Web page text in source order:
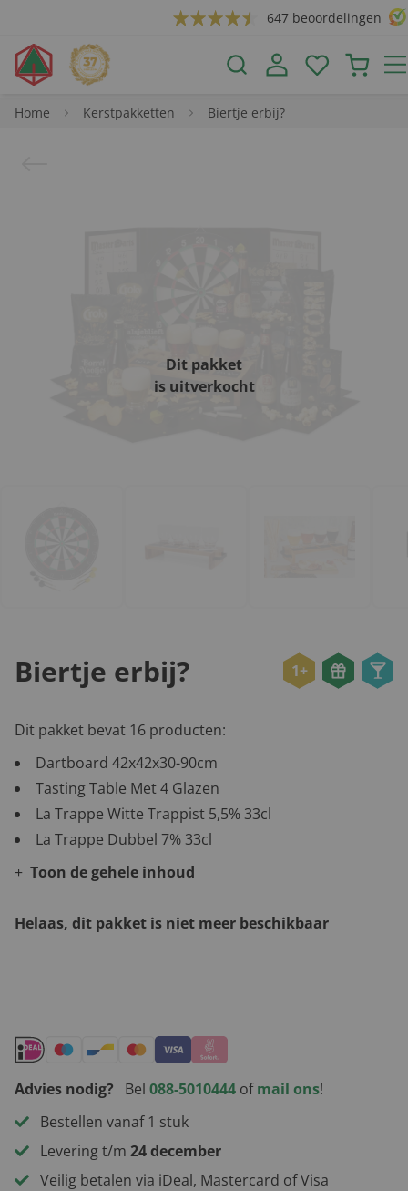
647 beoordelingen
Home Kerstpakketten Biertje erbij?
Dit pakket
is uitverkocht
Biertje erbij? 1+
Dit pakket bevat 16 producten:
Dartboard 42x42x30-90cm
Tasting Table Met 4 Glazen
La Trappe Witte Trappist 5,5% 33cl
La Trappe Dubbel 7% 33cl
Toon de gehele inhoud
Helaas, dit pakket is niet meer beschikbaar
Advies nodig? Bel 088-5010444 ofmail ons!
Bestellen vanaf 1 stuk
Levering t/m 24 december
Veilig betalen via iDeal, Mastercard of Visa